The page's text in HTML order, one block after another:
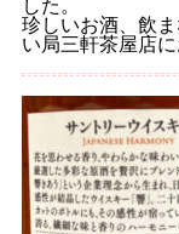
珍しいお酒、飲
い局三軒茶屋店